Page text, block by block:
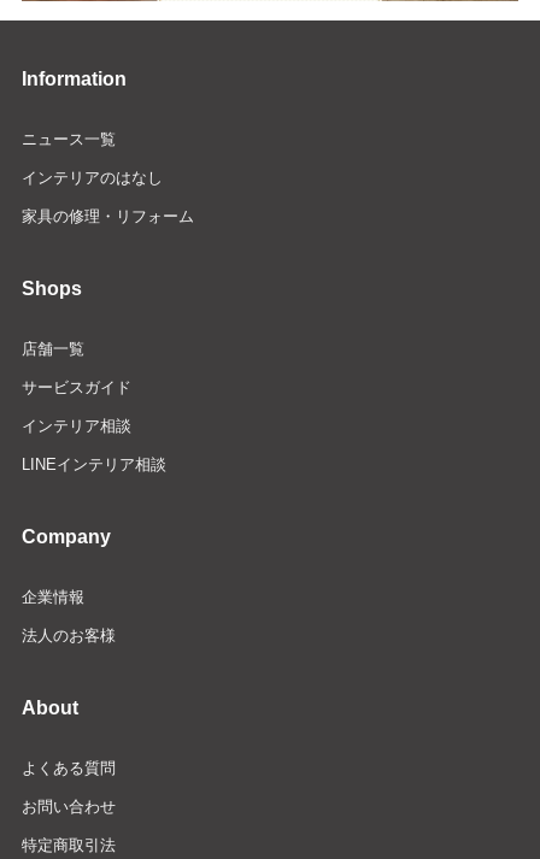
Information
ニュース一覧
インテリアのはなし
家具の修理・リフォーム
Shops
店舗一覧
サービスガイド
インテリア相談
LINEインテリア相談
Company
企業情報
法人のお客様
About
よくある質問
お問い合わせ
特定商取引法